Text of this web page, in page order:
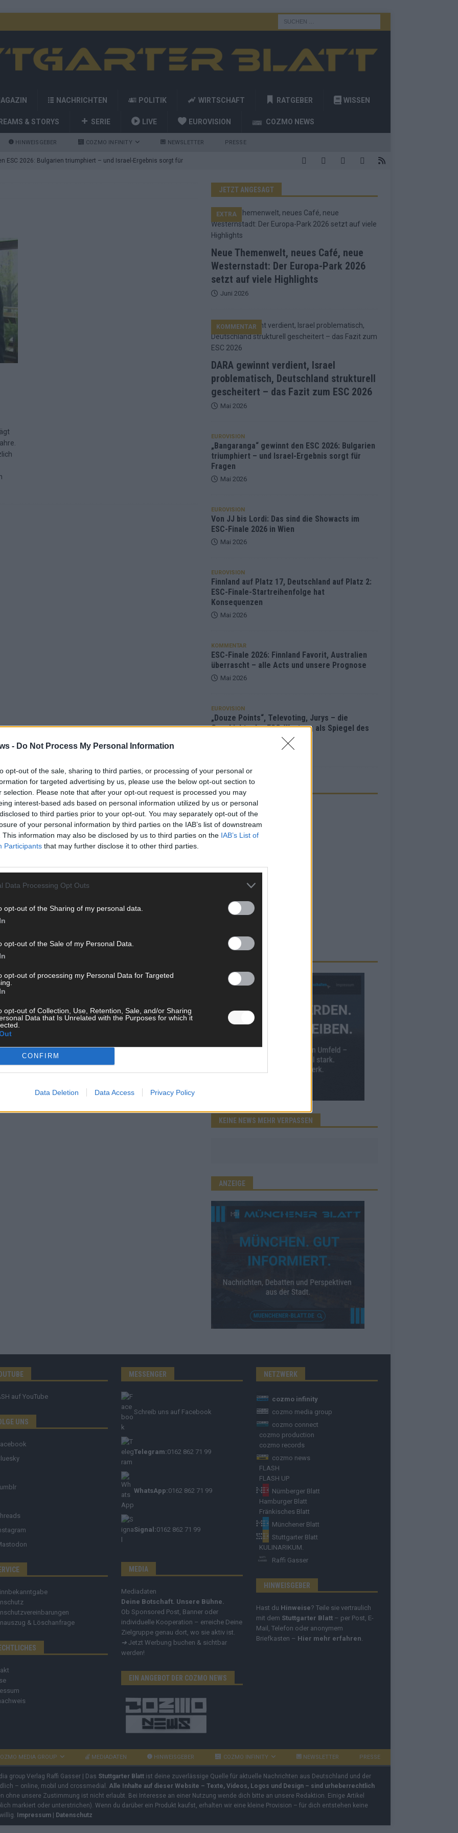
- Do Not Process My Personal Information
opt-out of the sale, sharing to third parties, or processing of your personal or
for targeted advertising by us, please use the below opt-out section to
selection. Please note that after your opt-out request is processed you may
interest-based ads based on personal information utilized by us or personal
to third parties prior to your opt-out. You may separately opt-out of the
of your personal information by third parties on the IAB’s list of downstream
This information may also be disclosed by us to third parties on the IAB’s List of
Participants that may further disclose it to other third parties.
Data Processing Opt Outs
opt-out of the Sharing of my personal data.
opt-out of the Sale of my Personal Data.
opt-out of processing my Personal Data for Targeted
opt-out of Collection, Use, Retention, Sale, and/or Sharing
Data that Is Unrelated with the Purposes for which it
CONFIRM
Data Deletion Data Access Privacy Policy
NACHRICHTEN POLITIK WIRTSCHAFT RATGEBER WISSEN
& STORYS SERIE LIVE EUROVISION COZMO NEWS
HINWEISGEBER COZMO INFINITY NEWSLETTER PRESSE
ESC 2026: Bulgarien triumphiert – und Israel-Ergebnis sorgt für
Showacts im ESC-Finale 2026 in Wien
Favorit, Australien überrascht – alle Acts und unsere Prognose
Jurys – die Geschichte der ESC-Wertung als Spiegel des
vier Big-Four-Länder, ein Gastgeber – alle Acts im
Walzer zu kurz, Moderation zu provinziell – das Fazit zum
2: Dänemark vorne, Aserbaidschan chancenlos – Zypern
Café, neue Westernstadt: Der Europa-Park 2026 setzt auf viele
problematisch, Deutschland strukturell gescheitert – das
JETZT ANGESAGT
Neue Themenwelt, neues Café, neue
Westernstadt: Der Europa-Park 2026
setzt auf viele Highlights
EXTRA
Juni 2026
DARA gewinnt verdient, Israel
problematisch, Deutschland strukturell
gescheitert – das Fazit zum ESC 2026
KOMMENTAR
Mai 2026
EUROVISION
„Bangaranga“ gewinnt den ESC 2026: Bulgarien
triumphiert – und Israel-Ergebnis sorgt für
Fragen
Mai 2026
EUROVISION
Von JJ bis Lordi: Das sind die Showacts im
ESC-Finale 2026 in Wien
Mai 2026
EUROVISION
Finnland auf Platz 17, Deutschland auf Platz 2:
ESC-Finale-Startreihenfolge hat
Konsequenzen
Mai 2026
KOMMENTAR
ESC-Finale 2026: Finnland Favorit, Australien
überrascht – alle Acts und unsere Prognose
Mai 2026
EUROVISION
„Douze Points“, Televoting, Jurys – die
Geschichte der ESC-Wertung als Spiegel des
KEINE NEWS MEHR VERPASSEN
ANZEIGE
auf YouTube
UNS
& Löschanfrage
MESSENGER
Schreib uns auf Facebook
Telegram:0162 862 71 99
WhatsApp:0162 862 71 99
Signal:0162 862 71 99
MEDIA
Mediadaten
Deine Botschaft. Unsere Bühne.
Ob Sponsored Post, Banner oder
individuelle Kooperation – erreiche Deine
Zielgruppe genau dort, wo sie aktiv ist.
➔ Jetzt Werbung buchen & sichtbar
werden!
EIN ANGEBOT DER COZMO NEWS
NETZWERK
cozmo infinity
cozmo media group
cozmo connect
cozmo production
cozmo records
cozmo news
FLASH
FLASH UP
Nürnberger Blatt
Hamburger Blatt
Fränkisches Blatt
Münchener Blatt
Stuttgarter Blatt
KULINARIKUM.
Raffi Gasser
HINWEISGEBER
Hast du Hinweise? Teile sie vertraulich
mit dem Stuttgarter Blatt – per Post, E-
Mail, Telefon oder anonymem
Briefkasten – Hier mehr erfahren
MEDIA GROUP MEDIADATEN HINWEISGEBER COZMO INFINITY NEWSLETTER PRESSE
group Verlag Raffi Gasser | Das Stuttgarter Blatt ist deine zuverlässige Quelle für aktuelle Nachrichten aus Deutschland und der
– online, mobil und crossmedial. Alle Inhalte auf dieser Website – Texte, Videos, Logos und Design – sind urheberrechtlich
ohne unsere Zustimmung ist nicht erlaubt. Bei Interesse an einer Nutzung wende dich bitte an unsere Redaktion. Einige Artikel
markiert oder unterstrichen). Wenn du darüber ein Produkt kaufst, erhalten wir eine kleine Provision – für dich entstehen keine
Impressum Datenschutz